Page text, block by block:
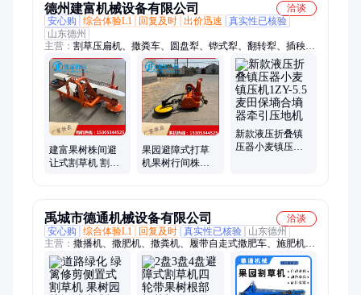
德州建富机械设备有限公司
洽谈
安心购
综合体验L1 回复及时 出价迅速
真实性已核验
山东德州
主营： 割草压扁机、撒粪车、圆盘犁、铧式犁、翻转犁、插秧
机、药材收获机、捡石机、小麦播种机、平地机、土豆收获机、
挖坑机、搂草机、旋耕机、筑埂机、水田打浆机、土豆播种机、
喷药机、开沟机、割草机、圆盘耙、打捆机、粉碎机
建富果树株间避
让式割草机 割幅2
果园避障式打草
机果树行间株间
新款液压折叠镇
压器小麦镇压机
禹城市德通机械设备有限公司
洽谈
安心购
综合体验L1 回复及时 真实性已核验
山东德州
主营： 撒播机、撒肥机、撒粪机、履带自走式撒肥车、施肥机、
三轮车一体撒粪车、果园开沟施肥机、铺灰机